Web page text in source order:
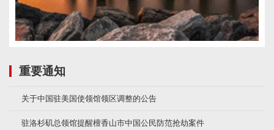
重要通知
关于中国驻美国使领馆领区调整的公告
驻洛杉矶总领馆提醒檀香山市中国公民防范抢劫案件